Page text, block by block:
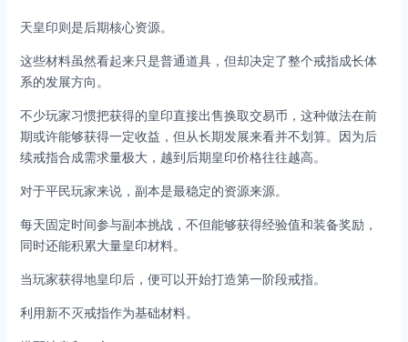
天皇印则是后期核心资源。
这些材料虽然看起来只是普通道具，但却决定了整个戒指成长体
系的发展方向。
不少玩家习惯把获得的皇印直接出售换取交易币，这种做法在前
期或许能够获得一定收益，但从长期发展来看并不划算。因为后
续戒指合成需求量极大，越到后期皇印价格往往越高。
对于平民玩家来说，副本是最稳定的资源来源。
每天固定时间参与副本挑战，不但能够获得经验值和装备奖励，
同时还能积累大量皇印材料。
当玩家获得地皇印后，便可以开始打造第一阶段戒指。
利用新不灭戒指作为基础材料。